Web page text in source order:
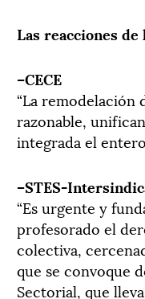
Las reacciones
–CECE
“La remodelación
razonable,
integrada el
–STES-
“Es urgente y
profesorado el
colectiva,
que se convoque
Sectorial, que